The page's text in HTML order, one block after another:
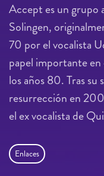
Accept es un grupo
Solingen,
70 por el vocalista
papel importante en
los años 80. Tras su
resurrección en
el ex vocalista de
Enlaces